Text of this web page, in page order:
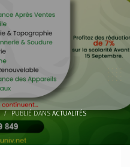
/ PUBLIÉ DANS ACTUALITÉS